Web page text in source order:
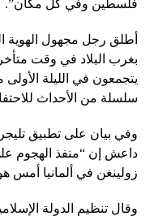
فلسطين وفي كل مكان”.
أطلق رجل مجهول الهوية
بغرب البلاد في وقت
يتجمعون في الليلة
سلسلة من الأحداث للاحتفال بالذكرى
وفي بيان على تطبيق
داعش إن “منفذ الهجوم
زولينغن في ألمانيا أمس
وقال تنظيم الدولة